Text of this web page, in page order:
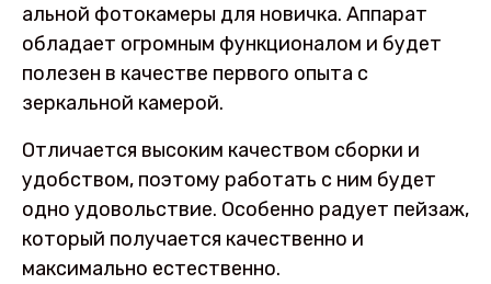
альной фотокамеры для новичка. Аппарат
обладает огромным функционалом и будет
полезен в качестве первого опыта с
зеркальной камерой.
Отличается высоким качеством сборки и
удобством, поэтому работать с ним будет
одно удовольствие. Особенно радует пейзаж,
который получается качественно и
максимально естественно.